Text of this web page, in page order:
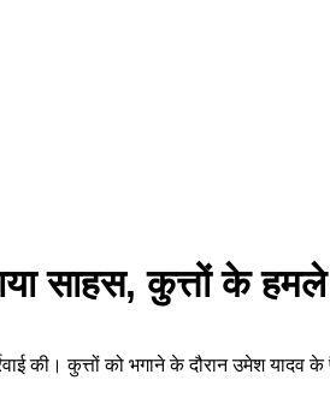
साहस, कुत्तों के
की। कुत्तों को भगाने के दौरान उमेश